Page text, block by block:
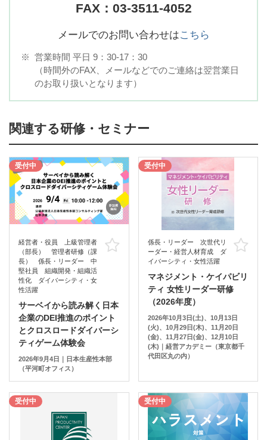
FAX：03-3511-4052
メールでのお問い合わせはこちら
※ 営業時間 平日 9：30-17：30
（時間外のFAX、メールなどでのご連絡は翌営業日
のお取り扱いとなります）
関連する研修・セミナー
受付中
経営者・役員 上級管理者
（部長） 管理者研修（課
長） 係長・リーダー 中
堅社員 組織開発・組織活
性化 ダイバーシティ・女
性活躍
お気に入り
サーベイから読み解く日本
企業のDEI推進のポイント
とクロスロードダイバーシ
ティゲーム体験会
2026年9月4日｜日本生産性本部
（平河町オフィス）
受付中
係長・リーダー 次世代リ
ーダー・経営人材育成 ダ
イバーシティ・女性活躍
マネジメント・ケイパビリ
ティ 女性リーダー研修
（2026年度）
2026年10月3日(土)、10月13日
(火)、10月29日(木)、11月20日
(金)、11月27日(金)、12月10日
(木)｜経営アカデミー（東京都千
代田区丸の内）
受付中 受付中